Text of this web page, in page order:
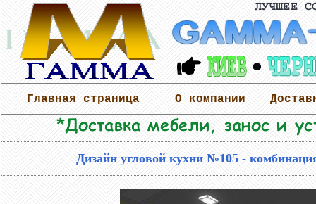
Главная страница О компании
Дизайн угловой кухни №105 -